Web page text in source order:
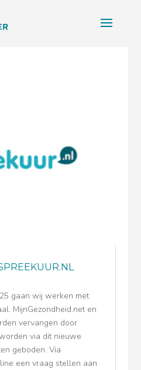
gaan wij werken met
MijnGezondheid.net en
vervangen door
via dit nieuwe
geboden. Via
een vraag stellen aan